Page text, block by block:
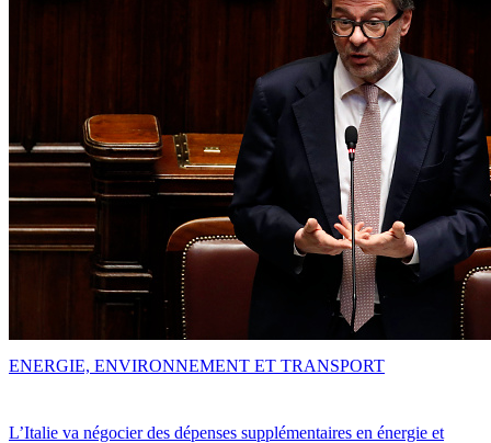
L’Italie va négocier des dépenses supplémentaires en énergie et
ENERGIE, ENVIRONNEMENT ET TRANSPORT